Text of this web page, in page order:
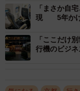
そう、このカフェで
た映像を流すことで
体験を実現してい
椅子には振動装置が
り物酔いしやすい
「まさか自
現 5年かけ
「ここだけ
行機のビジ